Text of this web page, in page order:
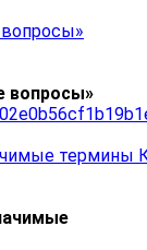
вопросы»
термины